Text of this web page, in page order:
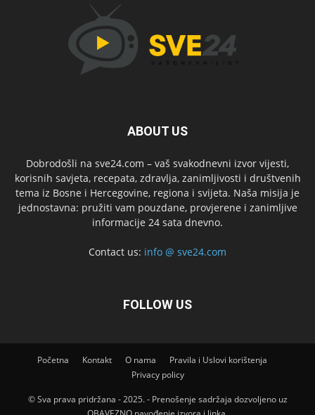
ABOUT US
Dobrodošli na sve24.com – vaš svakodnevni izvor vijesti,
korisnih savjeta, recepata, zdravlja, zanimljivosti i društvenih
tema iz Bosne i Hercegovine, regiona i svijeta. Naša misija je
jednostavna: pružiti vam pouzdane, provjerene i zanimljive
informacije 24 sata dnevno.
Contact us: info @ sve24.com
FOLLOW US
Početna Kontakt O nama
Pravila i Uslovi korištenja
Privacy policy
© Sva prava pridržana - 2025. - Prenošenje sadržaja dozvoljeno uz